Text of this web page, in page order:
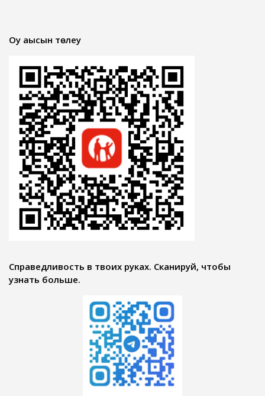
Оқу ақысын төлеу
Справедливость в твоих руках. Сканируй, чтобы
узнать больше.